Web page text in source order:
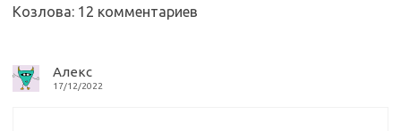
i
i
k
и
ь
Козлова: 12 комментариев
Алекс
17/12/2022